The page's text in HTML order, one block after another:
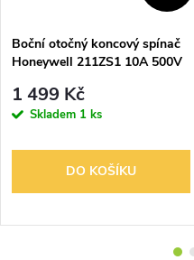
Boční otočný koncový spínač
Honeywell 211ZS1 10A 500V
1 499 Kč
Skladem 1 ks
DO KOŠÍKU